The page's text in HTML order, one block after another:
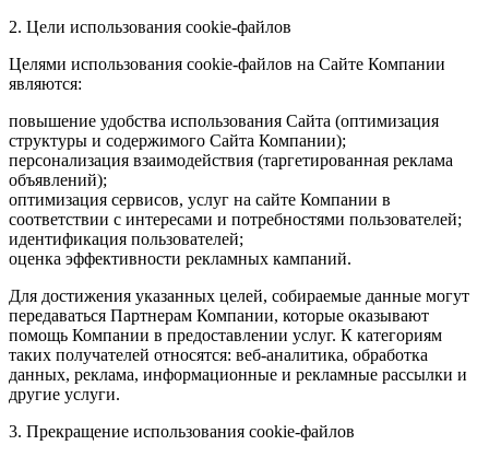
2. Цели использования cookie-файлов
Целями использования cookie-файлов на Сайте Компании
являются:
повышение удобства использования Сайта (оптимизация
структуры и содержимого Сайта Компании);
персонализация взаимодействия (таргетированная реклама
объявлений);
оптимизация сервисов, услуг на сайте Компании в
соответствии с интересами и потребностями пользователей;
идентификация пользователей;
оценка эффективности рекламных кампаний.
Для достижения указанных целей, собираемые данные могут
передаваться Партнерам Компании, которые оказывают
помощь Компании в предоставлении услуг. К категориям
таких получателей относятся: веб-аналитика, обработка
данных, реклама, информационные и рекламные рассылки и
другие услуги.
3. Прекращение использования cookie-файлов